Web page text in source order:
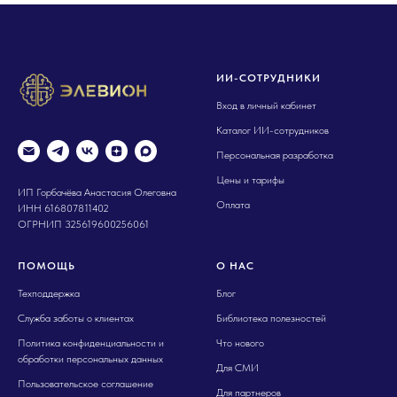
ИП Горбачёва Анастасия Олеговна
ИНН 616807811402
ОГРНИП 325619600256061
ИИ-СОТРУДНИКИ
Вход в личный кабинет
Каталог ИИ-сотрудников
Персональная разработка
Цены и тарифы
Оплата
ПОМОЩЬ
Техподдержка
Служба заботы о клиентах
Политика конфиденциальности и
обработки персональных данных
Пользовательское соглашение
О НАС
Блог
Библиотека полезностей
Что нового
Для СМИ
Для партнеров